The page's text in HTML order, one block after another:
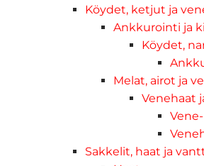
Köydet, ketjut ja
Ankkurointi ja
Köydet,
Melat, airot ja
Venehaat
Sakkelit, haat ja